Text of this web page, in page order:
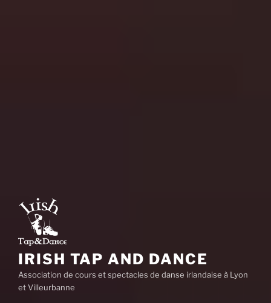
IRISH TAP AND DANCE
Association de cours et spectacles de danse irlandaise à Lyon
et Villeurbanne